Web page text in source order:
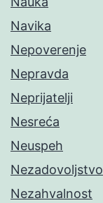
Navika
Nepoverenje
Nepravda
Neprijatelji
Nesreća
Neuspeh
Nezadovoljstvo
Nezahvalnost